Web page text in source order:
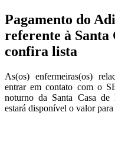
Pagamento do
referente à
confira lista
As(os) enfermeiras(os)
entrar em contato com o
noturno da Santa Casa
estará disponível o valor